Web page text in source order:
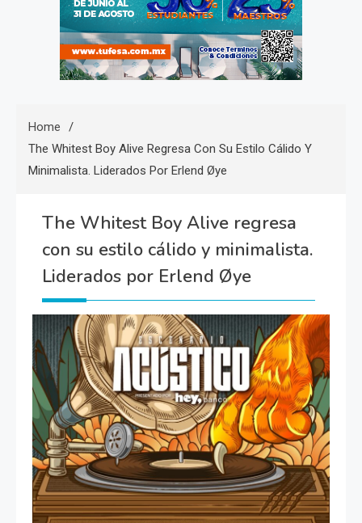
Home
The Whitest Boy Alive Regresa Con Su Estilo Cálido Y
Minimalista. Liderados Por Erlend Øye
The Whitest Boy Alive regresa
con su estilo cálido y minimalista.
Liderados por Erlend Øye